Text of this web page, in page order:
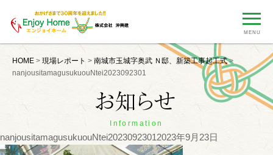
MENU
HOME > 現場レポート > 南城市玉城字奥武 Ｎ邸、新築工事起工式>
nanjousitamagusukuouNtei2023092301
Information
nanjousitamagusukuouNtei20230923012023年9月23日